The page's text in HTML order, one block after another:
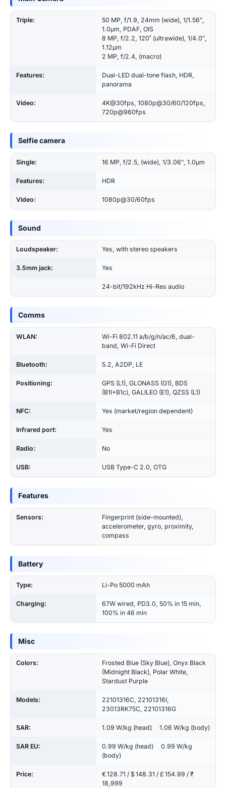
Triple:
50 MP, f/1.9, 24mm (wide), 1/1.56″,
1.0µm, PDAF, OIS
8 MP, f/2.2, 120˚ (ultrawide), 1/4.0″,
1.12µm
2 MP, f/2.4, (macro)
Features:
Dual-LED dual-tone flash, HDR,
panorama
Video:
4K@30fps, 1080p@30/60/120fps,
720p@960fps
Selfie camera
Single: 16 MP, f/2.5, (wide), 1/3.06″, 1.0µm
Features: HDR
Video: 1080p@30/60fps
Sound
Loudspeaker: Yes, with stereo speakers
3.5mm jack: Yes
24-bit/192kHz Hi-Res audio
Comms
WLAN:
Wi-Fi 802.11 a/b/g/n/ac/6, dual-
band, Wi-Fi Direct
Bluetooth: 5.2, A2DP, LE
Positioning:
GPS (L1), GLONASS (G1), BDS
(B1I+B1c), GALILEO (E1), QZSS (L1)
NFC: Yes (market/region dependent)
Infrared port: Yes
Radio: No
USB: USB Type-C 2.0, OTG
Features
Sensors:
Fingerprint (side-mounted),
accelerometer, gyro, proximity,
compass
Battery
Type: Li-Po 5000 mAh
Charging:
67W wired, PD3.0, 50% in 15 min,
100% in 46 min
Misc
Colors:
Frosted Blue (Sky Blue), Onyx Black
(Midnight Black), Polar White,
Stardust Purple
Models:
22101316C, 22101316I,
23013RK75C, 22101316G
SAR: 1.09 W/kg (head) 1.06 W/kg (body)
SAR EU:
0.99 W/kg (head) 0.99 W/kg
(body)
Price:
€ 128.71 / $ 148.31 / £ 154.99 / ₹
18,999